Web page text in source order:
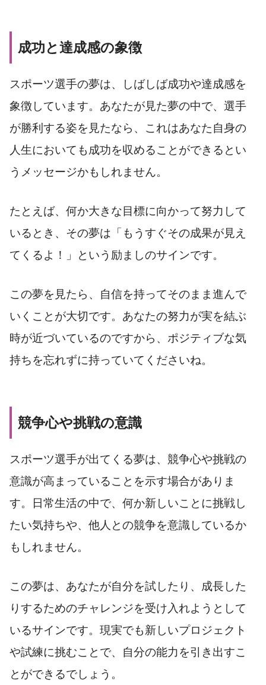
成功と達成感の象徴
スポーツ選手の夢は、しばしば成功や達成感を
象徴しています。あなたが見た夢の中で、選手
が勝利する姿を見たなら、これはあなた自身の
人生においても成功を収めることができるとい
うメッセージかもしれません。
たとえば、何か大きな目標に向かって努力して
いるとき、その夢は「もうすぐその成果が見え
てくるよ！」という励ましのサインです。
この夢を見たら、自信を持ってそのまま進んで
いくことが大切です。あなたの努力が実を結ぶ
時が近づいているのですから、ポジティブな気
持ちを忘れずに持っていてくださいね。
競争心や挑戦の意識
スポーツ選手が出てくる夢は、競争心や挑戦の
意識が高まっていることを示す場合がありま
す。日常生活の中で、何か新しいことに挑戦し
たい気持ちや、他人との競争を意識しているか
もしれません。
この夢は、あなたが自分を試したり、成長した
りするためのチャレンジを受け入れようとして
いるサインです。現実でも新しいプロジェクト
や試練に挑むことで、自分の能力を引き出すこ
とができるでしょう。